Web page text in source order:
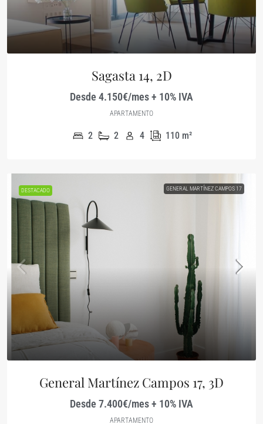
Sagasta 14, 2D
Desde 4.150€/mes + 10% IVA
APARTAMENTO
2 2 4 110 m²
DESTACADO GENERAL MARTÍNEZ CAMPOS 17
General Martínez Campos 17, 3D
Desde 7.400€/mes + 10% IVA
APARTAMENTO